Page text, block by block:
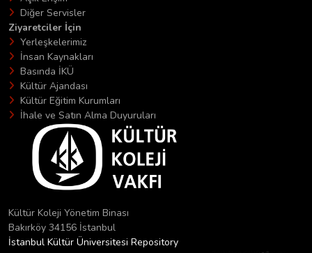
Diğer Servisler
Ziyaretciler İçin
Yerleşkelerimiz
İnsan Kaynakları
Basında İKÜ
Kültür Ajandası
Kültür Eğitim Kurumları
İhale ve Satın Alma Duyuruları
Kültür Koleji Yönetim Binası
Bakırköy 34156 İstanbul
İstanbul Kültür Üniversitesi Repository